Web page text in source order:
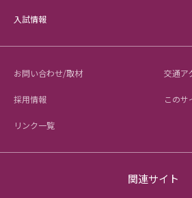
入試情報
お問い合わせ/取材 交通ア
採用情報 このサ
リンク一覧
関連サイト